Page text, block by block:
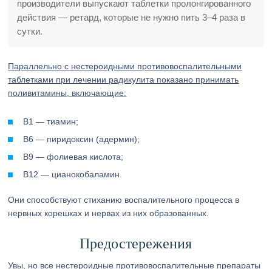
производители выпускают таблетки пролонгированного
действия — ретард, которые не нужно пить 3–4 раза в
сутки.
Параллельно с нестероидными противовоспалительными
таблетками при лечении радикулита показано принимать
поливитамины, включающие:
В1 — тиамин;
В6 — пиридоксин (адермин);
В9 — фолиевая кислота;
В12 — цианокобаламин.
Они способствуют стиханию воспалительного процесса в
нервных корешках и нервах из них образованных.
Предостережения
Увы, но все нестероидные противовоспалительные препараты